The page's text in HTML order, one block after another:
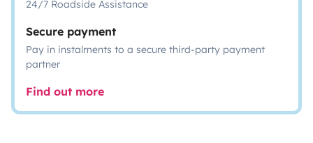
24/7 Roadside Assistance
Secure payment
Pay in instalments to a secure third-party payment
partner
Find out more